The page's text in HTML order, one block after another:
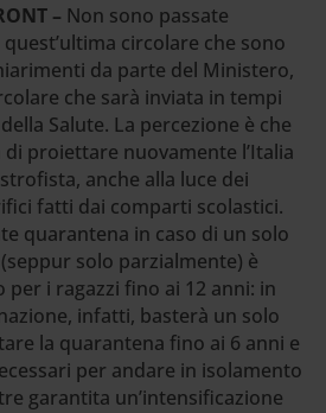
– Non sono passate
circolare che sono
da parte del Ministero,
che sarà inviata in tempi
Salute. La percezione è che
proiettare nuovamente l’Italia
anche alla luce dei
fatti dai comparti scolastici.
quarantena in caso di un solo
solo parzialmente) è
i ragazzi fino ai 12 anni: in
infatti, basterà un solo
la quarantena fino ai 6 anni e
per andare in isolamento
garantita un’intensificazione